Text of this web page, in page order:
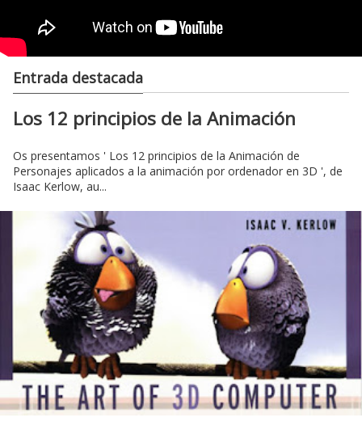
Entrada destacada
Los 12 principios de la Animación
Os presentamos ' Los 12 principios de la Animación de
Personajes aplicados a la animación por ordenador en 3D ', de
Isaac Kerlow, au...